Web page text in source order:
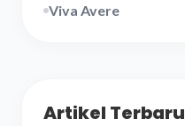
Viva Avere
Artikel Terbaru